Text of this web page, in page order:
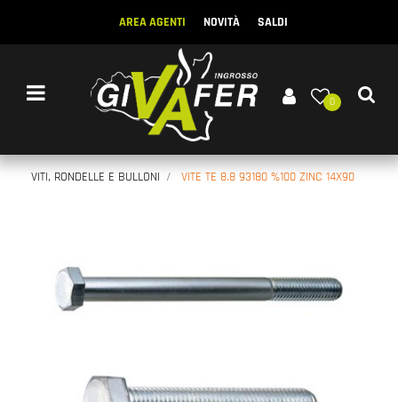
AREA AGENTI NOVITÀ SALDI
Open menu
0
VITI, RONDELLE E BULLONI VITE TE 8.8 93180 %100 ZINC 14X90